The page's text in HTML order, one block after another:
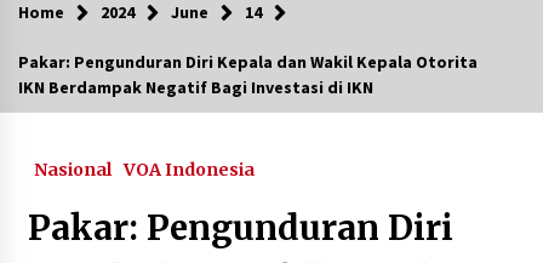
VOA
Ikut Garap “Kung Fu Panda 4” Yorie Kumalasari
Indonesia akan Kecualikan PLTU Batu Bara
Swasta dari Rencana Investasi JETP
November 21, 2023
Home 2024 June 14
Pakar: Pengunduran Diri Kepala dan Wakil Kepala Otorita
IKN Berdampak Negatif Bagi Investasi di IKN
Nasional VOA Indonesia
Pakar: Pengunduran Diri